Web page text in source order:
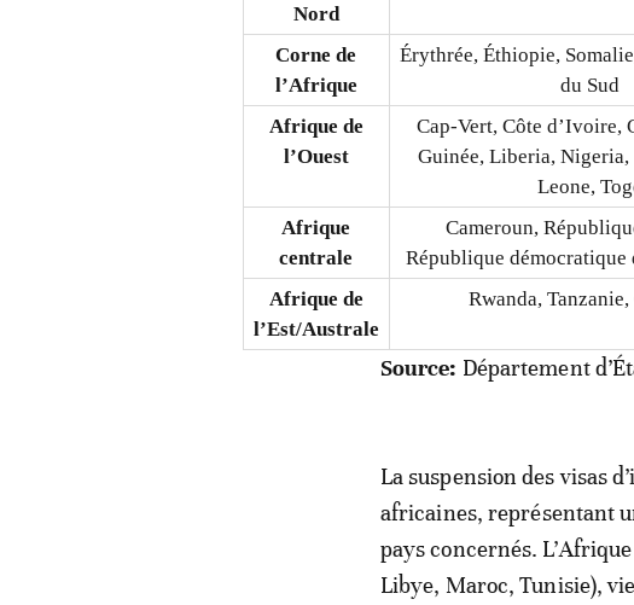
Nord
Corne de
l’Afrique
Érythrée, Éthiopie,
du Sud
Afrique de
l’Ouest
Cap-Vert, Côte d’Ivoire,
Guinée, Liberia, Nigeria,
Leone,
Afrique
centrale
Cameroun,
République démocratique
Afrique de
l’Est/Australe
Rwanda, Tanzanie,
Source: Département
La suspension des visas
africaines, représentant
pays concernés.
Libye, Maroc, Tunisie),